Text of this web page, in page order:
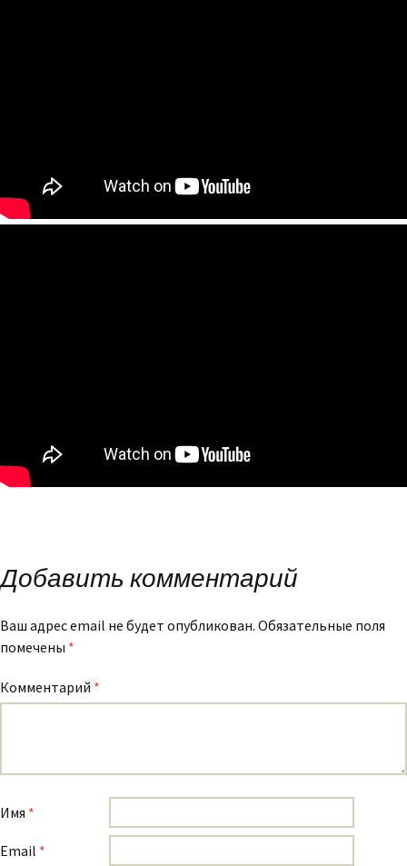
Добавить комментарий
Ваш адрес email не будет опубликован. Обязательные поля
помечены *
Комментарий *
Имя *
Email *